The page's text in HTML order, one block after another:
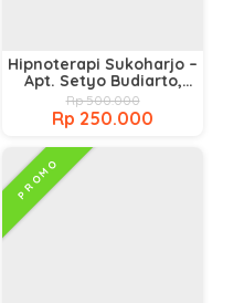
Hipnoterapi Sukoharjo –
Apt. Setyo Budiarto,
S.Far., M.M., CH. CHt.
Rp 500.000
Rp 250.000
PROMO